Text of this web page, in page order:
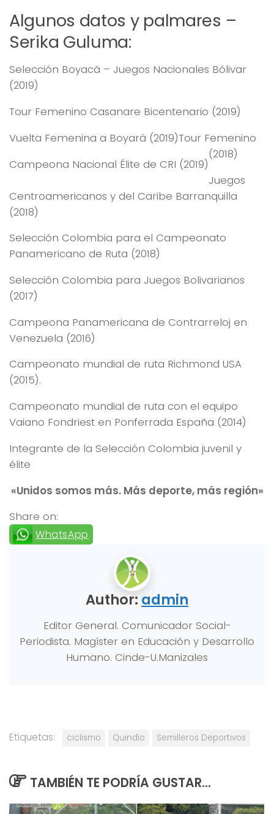
Algunos datos y palmares –
Serika Guluma:
Selección Boyacá – Juegos Nacionales Bólivar
(2019)
Tour Femenino Casanare Bicentenario (2019)
Vuelta Femenina a Boyará (2019)
Campeona Nacional Élite de CRI (2019)
Tour Femenino
(2018)
Juegos
Centroamericanos y del Caribe Barranquilla
(2018)
Selección Colombia para el Campeonato
Panamericano de Ruta (2018)
Selección Colombia para Juegos Bolivarianos
(2017)
Campeona Panamericana de Contrarreloj en
Venezuela (2016)
Campeonato mundial de ruta Richmond USA
(2015).
Campeonato mundial de ruta con el equipo
Vaiano Fondriest en Ponferrada España (2014)
Integrante de la Selección Colombia juvenil y
élite
«Unidos somos más. Más deporte, más región»
Share on:
WhatsApp
Author: admin
Editor General. Comunicador Social-
Periodista. Magíster en Educación y Desarrollo
Humano. Cinde-U.Manizales
Etiquetas: ciclismo Quindío Semilleros Deportivos
TAMBIÉN TE PODRÍA GUSTAR...